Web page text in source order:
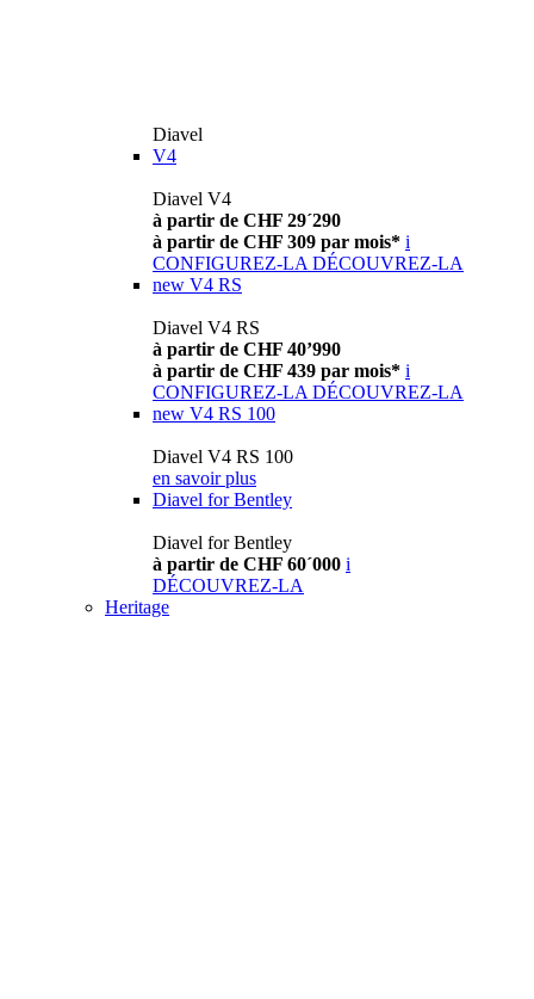
Diavel
V4
Diavel V4
à partir de CHF 29´290
à partir de CHF 309 par mois* i
CONFIGUREZ-LA DÉCOUVREZ-LA
new V4 RS
Diavel V4 RS
à partir de CHF 40’990
à partir de CHF 439 par mois* i
CONFIGUREZ-LA DÉCOUVREZ-LA
new V4 RS 100
Diavel V4 RS 100
en savoir plus
Diavel for Bentley
Diavel for Bentley
à partir de CHF 60´000 i
DÉCOUVREZ-LA
Heritage